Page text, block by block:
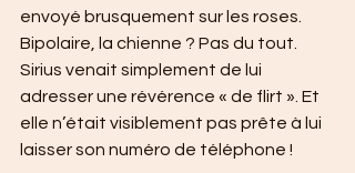
envoyé brusquement sur les roses.
Bipolaire, la chienne ? Pas du tout.
Sirius venait simplement de lui
adresser une révérence « de flirt ». Et
elle n’était visiblement pas prête à lui
laisser son numéro de téléphone !